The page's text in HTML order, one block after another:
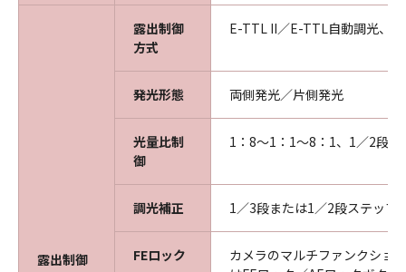
露出制御
露出制御
方式
E-TTL II／E-TTL自動調光、
発光形態 両側発光／片側発光
光量比制
御
1：8～1：1～8：1、1／2段ス
調光補正 1／3段または1／2段ステッ
FEロック
カメラのマルチファンクショ